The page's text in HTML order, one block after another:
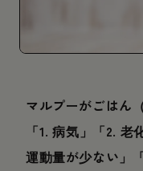
マルプーがごはん
「1. 病気」「2.
運動量が少ない」